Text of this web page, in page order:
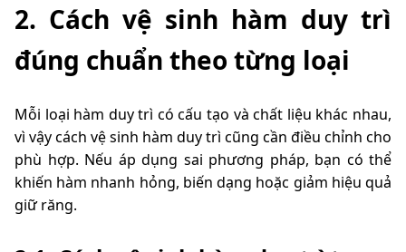
2. Cách vệ sinh hàm duy trì
đúng chuẩn theo từng loại
Mỗi loại hàm duy trì có cấu tạo và chất liệu khác nhau,
vì vậy cách vệ sinh hàm duy trì cũng cần điều chỉnh cho
phù hợp. Nếu áp dụng sai phương pháp, bạn có thể
khiến hàm nhanh hỏng, biến dạng hoặc giảm hiệu quả
giữ răng.